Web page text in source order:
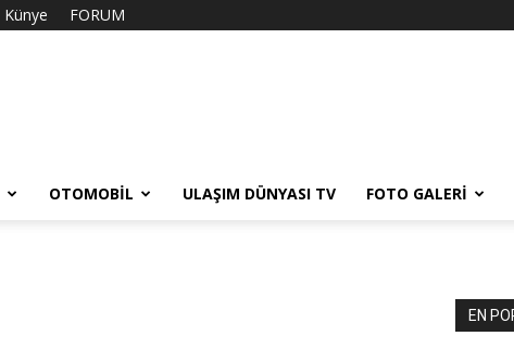
Künye FORUM
OTOMOBIL ULAŞIM DÜNYASI TV FOTO GALERI
EN